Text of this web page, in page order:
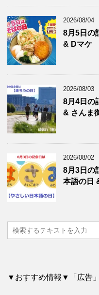
2026/08/04
8月5日の
& Dマケ
2026/08/03
8月4日の
& さんま
2026/08/02
8月3日の
本語の日
▼おすすめ情報▼「広告」